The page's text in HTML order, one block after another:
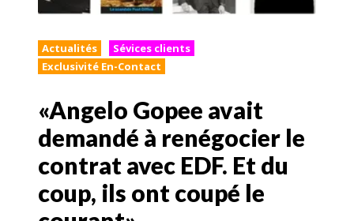
Actualités
Sévices clients
Exclusivité En-Contact
«Angelo Gopee avait
demandé à renégocier le
contrat avec EDF. Et du
coup, ils ont coupé le